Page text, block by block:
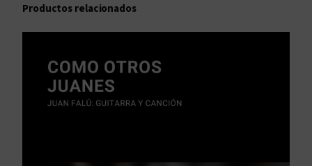
a
Productos relacionados